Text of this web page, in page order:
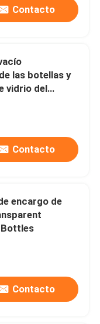
Contacto
las botellas y
vidrio del
Contacto
encargo de
Bottles
Contacto